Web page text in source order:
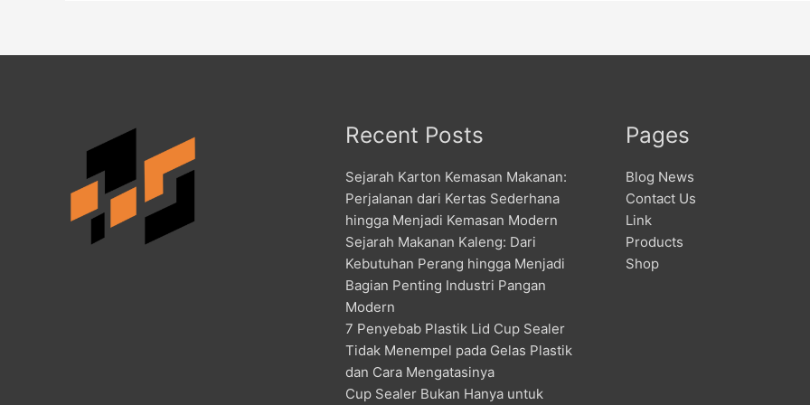
Recent Posts
Sejarah Karton Kemasan Makanan:
Perjalanan dari Kertas Sederhana
hingga Menjadi Kemasan Modern
Sejarah Makanan Kaleng: Dari
Kebutuhan Perang hingga Menjadi
Bagian Penting Industri Pangan
Modern
7 Penyebab Plastik Lid Cup Sealer
Tidak Menempel pada Gelas Plastik
dan Cara Mengatasinya
Cup Sealer Bukan Hanya untuk
Pages
Blog News
Contact Us
Link
Products
Shop